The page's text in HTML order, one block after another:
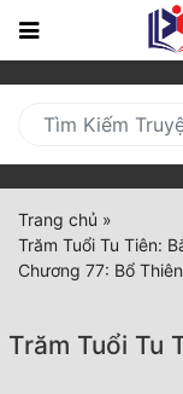
Trang
Mới
Cập
Nhật
(current)
BXH
Trang chủ »
Trăm Tuổi Tu Tiên:
Chương 77: Bổ
Trăm Tuổi Tu